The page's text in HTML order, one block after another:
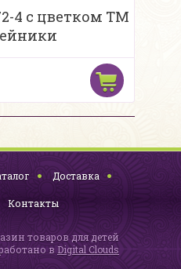
4 с цветком ТМ
Доставка
Контакты
товаров для детей
в Digital Clouds